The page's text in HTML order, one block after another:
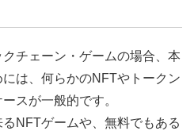
チェーン・ゲームの場合、本
は、何らかのNFTやトークン
スが一般的です。
NFTゲームや、無料でもある